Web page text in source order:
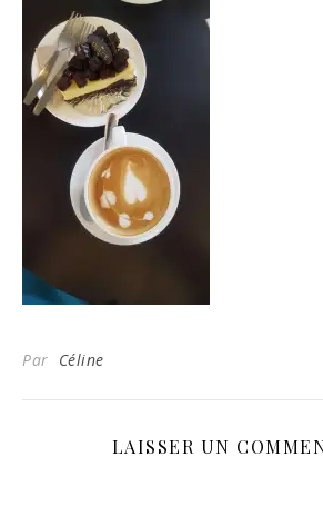
Par Céline
LAISSER UN